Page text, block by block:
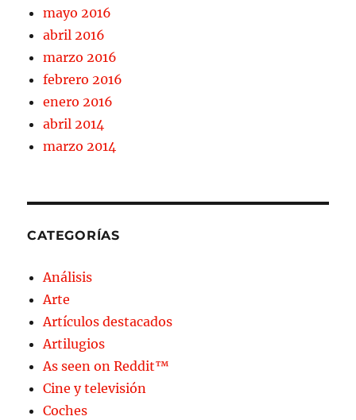
mayo 2016
abril 2016
marzo 2016
febrero 2016
enero 2016
abril 2014
marzo 2014
CATEGORÍAS
Análisis
Arte
Artículos destacados
Artilugios
As seen on Reddit™
Cine y televisión
Coches